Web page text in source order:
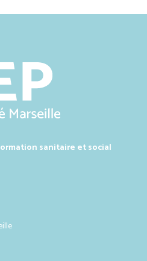
sanitaire et social